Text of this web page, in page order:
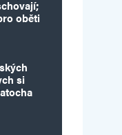
oběti
si